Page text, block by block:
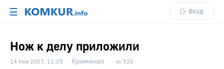
☰ Вход
Нож к делу приложили
14 Ноя 2007, 11:25 Криминал 520